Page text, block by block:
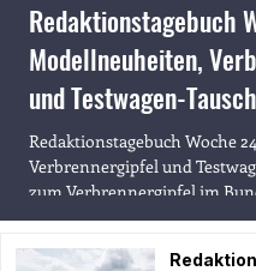
Redaktionstagebuch
Modellneuheiten,
und Testwagen-Tausch
Redaktionstagebuch Woche
Verbrennergipfel und
zum Verbrennergipfel im